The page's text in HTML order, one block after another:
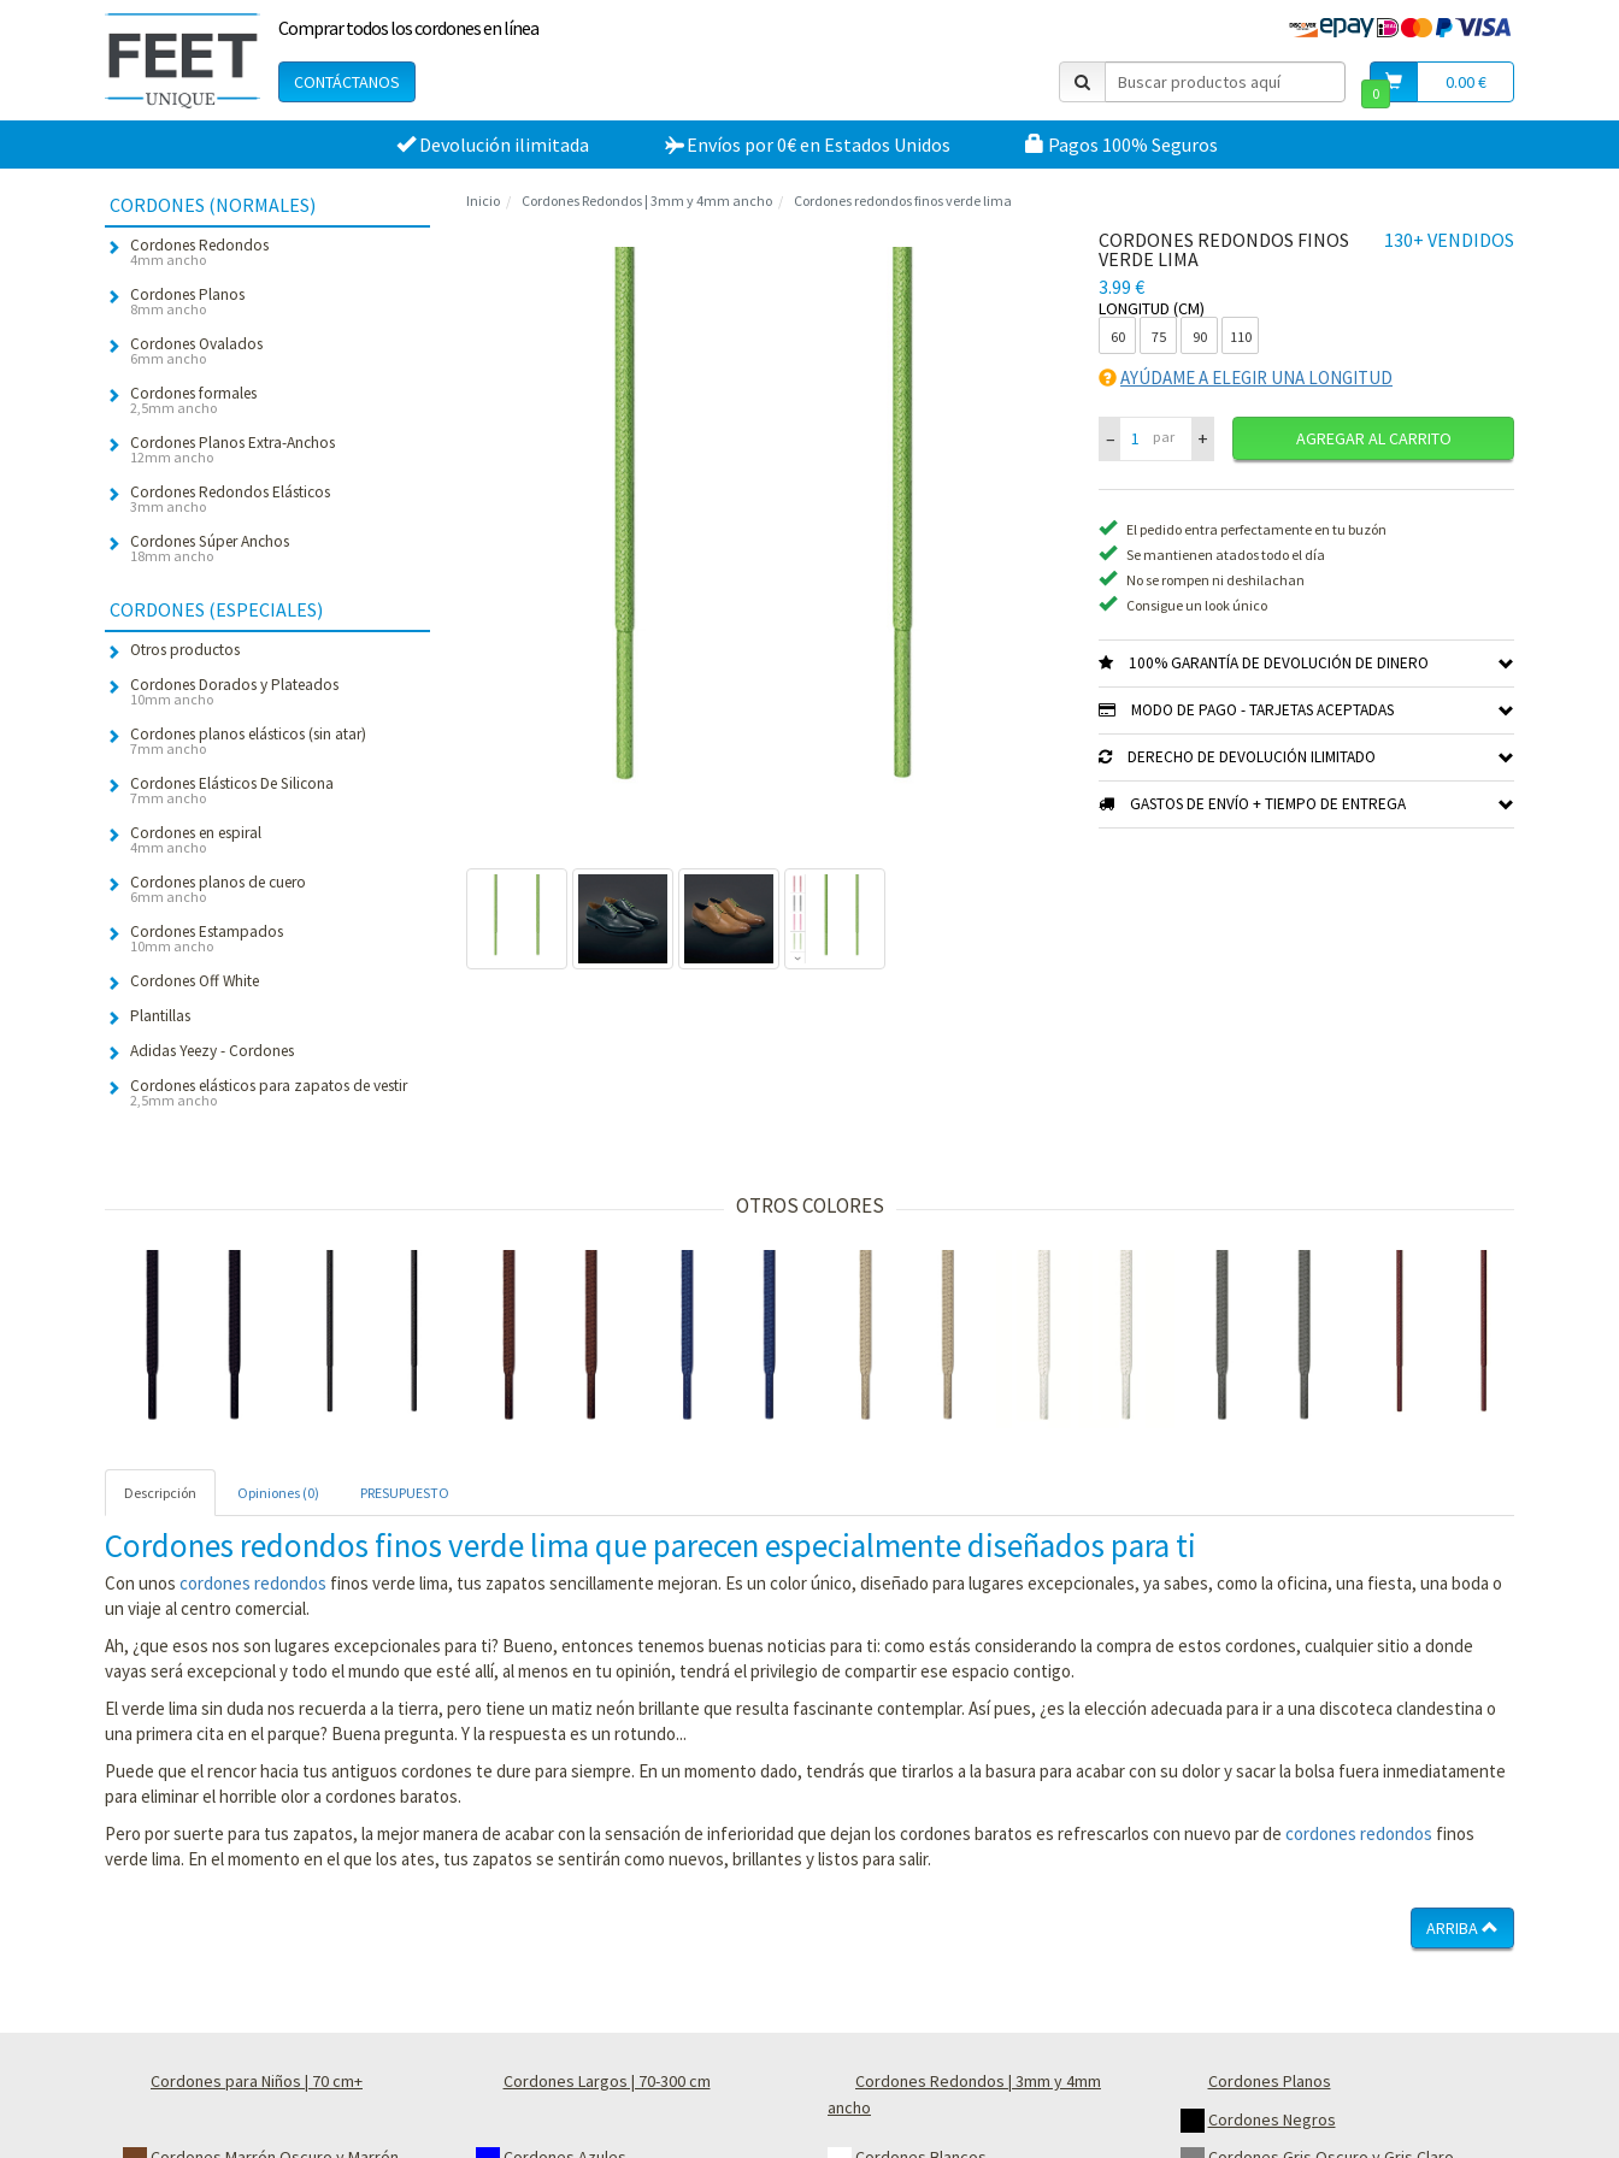
Comprar todos los cordones en línea
CONTÁCTANOS 0.00 €
0
Devolución ilimitada Envíos por 0€en Estados Unidos Pagos 100% Seguros
CORDONES (NORMALES)
Cordones Redondos
4mm ancho
Cordones Planos
8mm ancho
Cordones Ovalados
6mm ancho
Cordones formales
2,5mm ancho
Cordones Planos Extra-Anchos
12mm ancho
Cordones Redondos Elásticos
3mm ancho
Cordones Súper Anchos
18mm ancho
CORDONES (ESPECIALES)
Otros productos
Cordones Dorados y Plateados
10mm ancho
Cordones planos elásticos (sin atar)
7mm ancho
Cordones Elásticos De Silicona
7mm ancho
Cordones en espiral
4mm ancho
Cordones planos de cuero
6mm ancho
Cordones Estampados
10mm ancho
Cordones Off White
Plantillas
Adidas Yeezy - Cordones
Cordones elásticos para zapatos de vestir
2,5mm ancho
Inicio Cordones Redondos | 3mm y 4mm ancho Cordones redondos finos verde lima
130+ VENDIDOS
CORDONES REDONDOS FINOS
VERDE LIMA
3.99 €
LONGITUD (CM)
60 75 90 110
AYÚDAME A ELEGIR UNA LONGITUD
– par + AGREGAR AL CARRITO
El pedido entra perfectamente en tu buzón
Se mantienen atados todo el día
No se rompen ni deshilachan
Consigue un look único
100% GARANTÍA DE DEVOLUCIÓN DE DINERO
MODO DE PAGO - TARJETAS ACEPTADAS
DERECHO DE DEVOLUCIÓN ILIMITADO
GASTOS DE ENVÍO + TIEMPO DE ENTREGA
OTROS COLORES
Descripción Opiniones (0) PRESUPUESTO
Cordones redondos finos verde lima que parecen especialmente diseñados para ti
Con unos cordones redondos finos verde lima, tus zapatos sencillamente mejoran. Es un color único, diseñado para lugares excepcionales, ya sabes, como la oficina, una fiesta, una boda o
un viaje al centro comercial.
Ah, ¿que esos nos son lugares excepcionales para ti? Bueno, entonces tenemos buenas noticias para ti: como estás considerando la compra de estos cordones, cualquier sitio a donde
vayas será excepcional y todo el mundo que esté allí, al menos en tu opinión, tendrá el privilegio de compartir ese espacio contigo.
El verde lima sin duda nos recuerda a la tierra, pero tiene un matiz neón brillante que resulta fascinante contemplar. Así pues, ¿es la elección adecuada para ir a una discoteca clandestina o
una primera cita en el parque? Buena pregunta. Y la respuesta es un rotundo...
Puede que el rencor hacia tus antiguos cordones te dure para siempre. En un momento dado, tendrás que tirarlos a la basura para acabar con su dolor y sacar la bolsa fuera inmediatamente
para eliminar el horrible olor a cordones baratos.
Pero por suerte para tus zapatos, la mejor manera de acabar con la sensación de inferioridad que dejan los cordones baratos es refrescarlos con nuevo par de cordones redondos finos
verde lima. En el momento en el que los ates, tus zapatos se sentirán como nuevos, brillantes y listos para salir.
ARRIBA
Cordones para Niños | 70 cm+ Cordones Largos | 70-300 cm
Cordones Redondos | 3mm y 4mm
ancho
Cordones Planos
Cordones Negros